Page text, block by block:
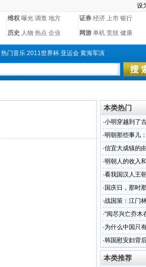
设
维权 曝光 调查 地方 证券 经济 上市 银行
历史 人物 热点 企业 网游 单机 竞技 健康
热门音乐 2011世界杯 亚运会 黄海军演
本类热门
·小明穿越到了
·明朝那些事儿
5年
·信宜大成镇的
·明朝人的收入
·看我国汉人王
· 国庆日，那时
·战国策：江门
·“阅尽兴亡乔木
·为什么中国只
·韩国慰安妇背
本类推荐